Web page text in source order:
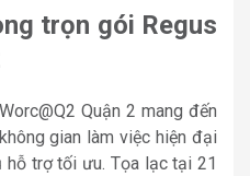
trọn gói Regus
Quận 2 mang đến
gian làm việc hiện đại
hỗ trợ tối ưu. Tọa lạc tại 21